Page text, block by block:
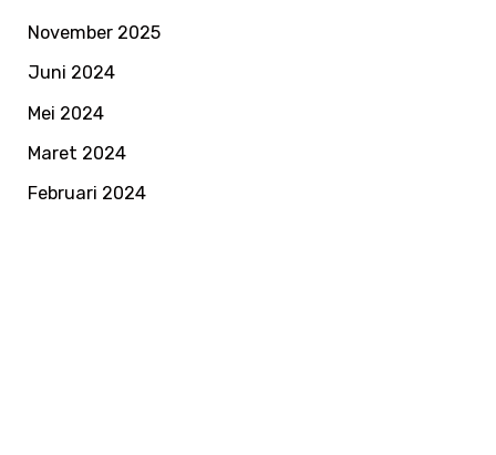
November 2025
Juni 2024
Mei 2024
Maret 2024
Februari 2024